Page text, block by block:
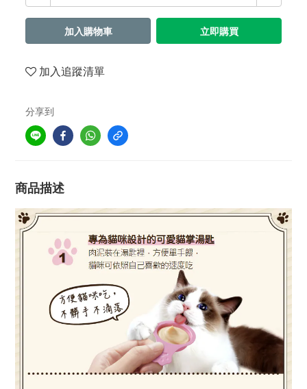
加入購物車 立即購買
加入追蹤清單
分享到
商品描述